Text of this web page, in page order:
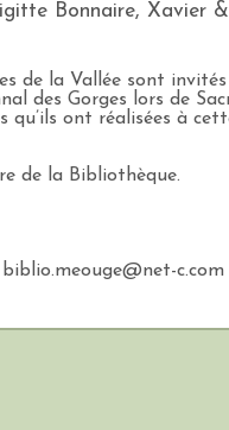
Bonnaire, Xavier
de la Vallée sont
des Gorges lors de
qu’ils ont réalisées à
de la Bibliothèque.
c.com